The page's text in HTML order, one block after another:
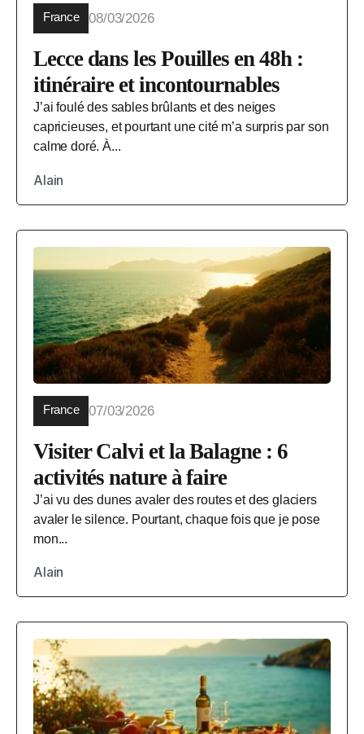
France 08/03/2026
Lecce dans les Pouilles en 48h :
itinéraire et incontournables
J’ai foulé des sables brûlants et des neiges
capricieuses, et pourtant une cité m’a surpris par son
calme doré. À...
Alain
France 07/03/2026
Visiter Calvi et la Balagne : 6
activités nature à faire
J’ai vu des dunes avaler des routes et des glaciers
avaler le silence. Pourtant, chaque fois que je pose
mon...
Alain